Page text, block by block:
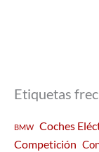
Etiquetas
BMW
Coches
Competición